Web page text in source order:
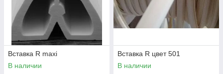
Специалисты компании
моментально обработают
заявку.
Вставка R maxi
В наличии
Вставка R цвет 501
В наличии